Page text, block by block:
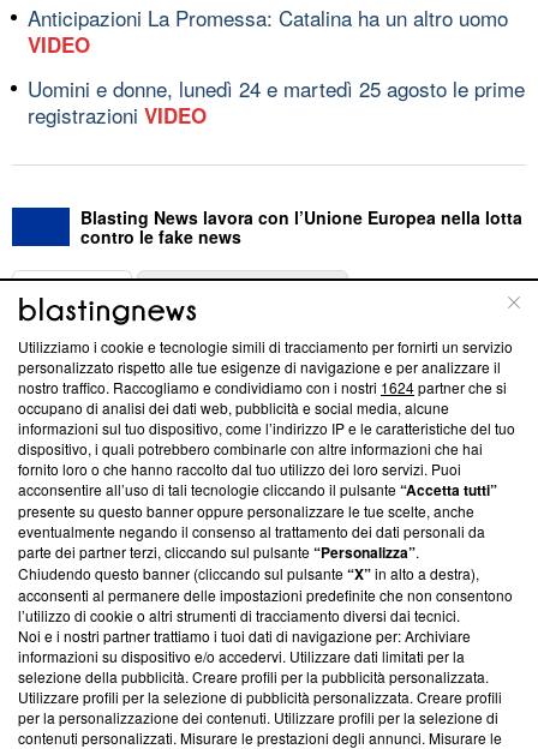
Anticipazioni La Promessa: Catalina ha un altro uomo
VIDEO
Uomini e donne, lunedì 24 e martedì 25 agosto le prime
registrazioni VIDEO
Blasting News lavora con l’Unione Europea nella lotta
contro le fake news
ABOUT
Questa sezione offre informazioni trasparenti su Blasting
News, sui nostri processi editoriali e su come ci impegniamo a
creare news di qualità. Inoltre, afferma la nostra aderenza a
‘Trust Project - News with Integrity’Blasting News non è
ancora membro del programma, ma ha richiesto di farne
parte; Trust Project non ha ancora effettuato una verifica di
conformità agli standard.
Su di noi
Team editoriale
Corporate
Redazione
Informativa Privacy
Utilizziamo i cookie e tecnologie simili di tracciamento per fornirti un servizio
personalizzato rispetto alle tue esigenze di navigazione e per analizzare il
nostro traffico. Raccogliamo e condividiamo con i nostri 1624partner che si
occupano di analisi dei dati web, pubblicità e social media, alcune
informazioni sul tuo dispositivo, come l’indirizzo IP e le caratteristiche del tuo
dispositivo, i quali potrebbero combinarle con altre informazioni che hai
fornito loro o che hanno raccolto dal tuo utilizzo dei loro servizi. Puoi
acconsentire all’uso di tali tecnologie cliccando il pulsante“Accetta tutti”
presente su questo banner oppure personalizzare le tue scelte, anche
eventualmente negando il consenso al trattamento dei dati personali da
parte dei partner terzi, cliccando sul pulsante“Personalizza”.
Chiudendo questo banner (cliccando sul pulsante“X”in alto a destra),
acconsenti al permanere delle impostazioni predefinite che non consentono
l’utilizzo di cookie o altri strumenti di tracciamento diversi dai tecnici.
Noi e i nostri partner trattiamo i tuoi dati di navigazione per: Archiviare
informazioni su dispositivo e/o accedervi. Utilizzare dati limitati per la
selezione della pubblicità. Creare profili per la pubblicità personalizzata.
Utilizzare profili per la selezione di pubblicità personalizzata. Creare profili
per la personalizzazione dei contenuti. Utilizzare profili per la selezione di
contenuti personalizzati. Misurare le prestazioni degli annunci. Misurare le